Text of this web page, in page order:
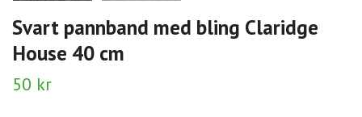
Svart pannband med bling Claridge
House 40 cm
50 kr